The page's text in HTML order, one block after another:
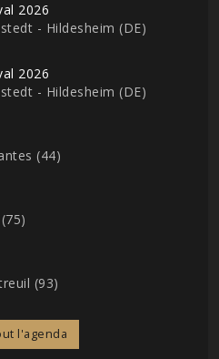
2026
- Hildesheim (DE)
2026
- Hildesheim (DE)
(44)
(93)
l'agenda